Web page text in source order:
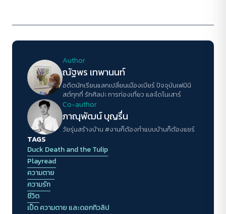
Author
ณัฐพร เทพานนท์
อดีตนักเรียนแลกเปลี่ยนเมืองเบียร์ ปัจจุบันเฟมินิ
สต์ทุกที่ รักศิลปะ การท่องเที่ยว และไดโนเสาร์
Co-author
ภาณุพัฒน์ บุญรื่น
วัยรุ่นสร้างบ้าน #งานก็ต้องทำแบบบ้านก็ต้องแชร์
TAGS
Duck Death and the Tulip
Playread
ความตาย
ความรัก
ชีวิต
เป็ด ความตาย และดอกทิวลิป